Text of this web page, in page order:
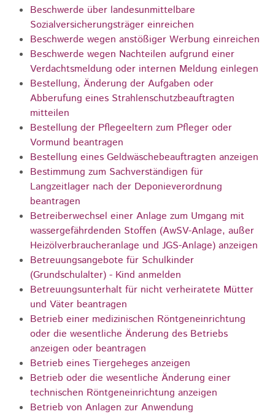
Beschwerde über landesunmittelbare
Sozialversicherungsträger einreichen
Beschwerde wegen anstößiger Werbung einreichen
Beschwerde wegen Nachteilen aufgrund einer
Verdachtsmeldung oder internen Meldung einlegen
Bestellung, Änderung der Aufgaben oder
Abberufung eines Strahlenschutzbeauftragten
mitteilen
Bestellung der Pflegeeltern zum Pfleger oder
Vormund beantragen
Bestellung eines Geldwäschebeauftragten anzeigen
Bestimmung zum Sachverständigen für
Langzeitlager nach der Deponieverordnung
beantragen
Betreiberwechsel einer Anlage zum Umgang mit
wassergefährdenden Stoffen (AwSV-Anlage, außer
Heizölverbraucheranlage und JGS-Anlage) anzeigen
Betreuungsangebote für Schulkinder
(Grundschulalter) - Kind anmelden
Betreuungsunterhalt für nicht verheiratete Mütter
und Väter beantragen
Betrieb einer medizinischen Röntgeneinrichtung
oder die wesentliche Änderung des Betriebs
anzeigen oder beantragen
Betrieb eines Tiergeheges anzeigen
Betrieb oder die wesentliche Änderung einer
technischen Röntgeneinrichtung anzeigen
Betrieb von Anlagen zur Anwendung